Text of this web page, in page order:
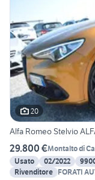
20
Alfa Romeo Stelvio
29.800 €Montalto di
Usato
02/2022
Rivenditore FORATI